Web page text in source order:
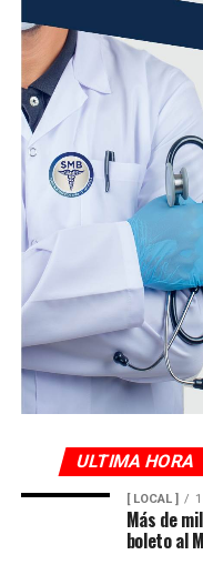
derivadas de fallas en
Con esta ampliación,
fortalecer la
comunidades rurales
para cientos de
un servicio irregular.
ULTIMA HORA
[ LOCAL ]
Más de
boleto al